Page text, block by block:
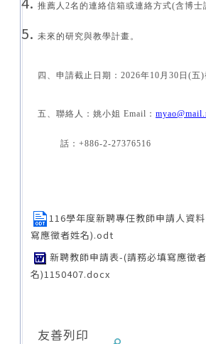
推薦人2名的連絡信箱或連絡方式(含博士
未來的研究與教學計畫。
四、申請截止日期：2026年10月30日(五)
五、聯絡人：姚小姐 Email：
話：+886-2-27376516
116學年度新聘專任教師申請人資
寫應徵者姓名).odt
新聘教師申請表-(請務必填寫應徵
名)1150407.docx
友善列印